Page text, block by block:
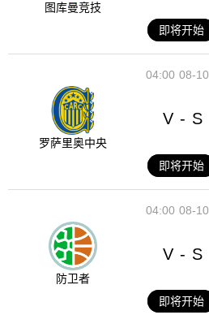
图库曼竞技
即将开始
08-10
04:00
罗萨里奥中央
V - S
即将开始
08-10
04:00
防卫者
V - S
即将开始